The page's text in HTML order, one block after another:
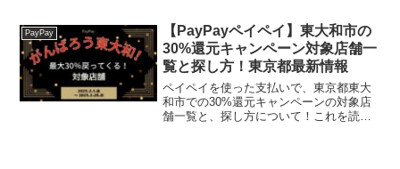
ンク先からおこないます。元氣七輪焼
肉 牛繁 ...
PayPay
【PayPayペイペイ】東大和市の
30%還元キャンペーン対象店舗一
覧と探し方！東京都最新情報
ペイペイを使った支払いで、東京都東大
和市での30%還元キャンペーンの対象店
舗一覧と、探し方について！これを読め